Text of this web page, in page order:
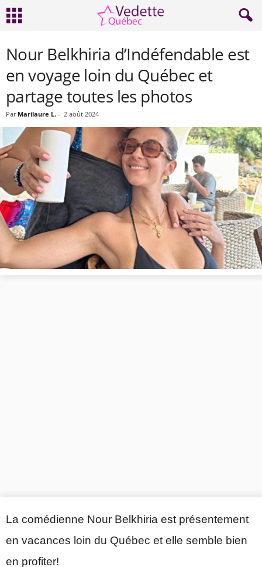
Nour Belkhiria d’Indéfendable est
en voyage loin du Québec et
partage toutes les photos
Par Marilaure L. - 2 août 2024
La comédienne Nour Belkhiria est présentement
en vacances loin du Québec et elle semble bien
en profiter!